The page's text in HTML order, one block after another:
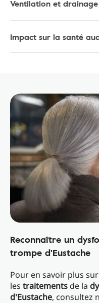
Ventilation et
Impact sur la santé
Reconnaître un
trompe d'Eustache
Pour en savoir plus
les traitementsde la
d'Eustache, consultez